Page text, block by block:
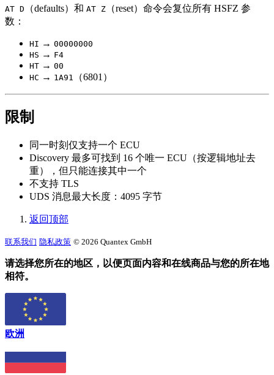
AT D （defaults）和 AT Z （reset）命令会复位所有 HSFZ 参
数：
HI → 00000000
HS → F4
HT → 00
HC → 1A91 （6801）
限制
同一时刻仅支持一个 ECU
Discovery 最多可找到 16 个唯一 ECU（按逻辑地址去
重），但只能连接其中一个
不支持 TLS
UDS 消息最大长度：4095 字节
返回顶部
联系我们 隐私政策 © 2026 Quantex GmbH
请选择您所在的地区，以便页面内容和在线商品与您的所在地
相符。
欧洲